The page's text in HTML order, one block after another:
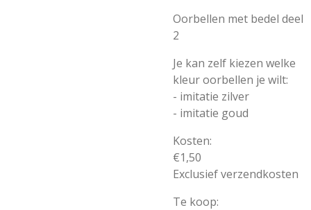
Oorbellen met bedel deel
2
Je kan zelf kiezen welke
kleur oorbellen je wilt:
- imitatie zilver
- imitatie goud
Kosten:
€1,50
Exclusief verzendkosten
Te koop: